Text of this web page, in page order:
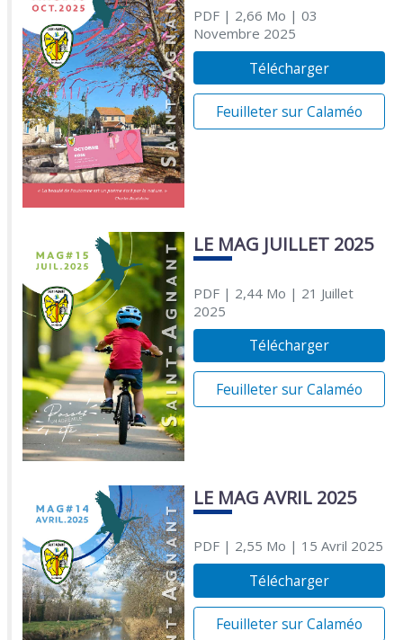
PDF| 2,66 Mo | 03
Novembre 2025
Télécharger
Feuilleter sur Calaméo
LE MAG JUILLET 2025
PDF| 2,44 Mo | 21 Juillet
2025
Télécharger
Feuilleter sur Calaméo
LE MAG AVRIL 2025
PDF| 2,55 Mo | 15 Avril 2025
Télécharger
Feuilleter sur Calaméo